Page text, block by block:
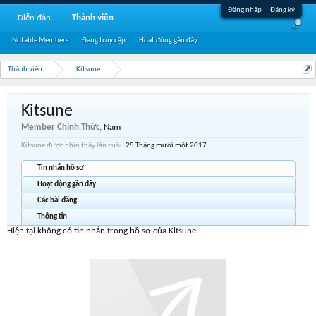
Đăng nhập Đăng ký
Thành viên Kitsune
Kitsune
Member Chính Thức, Nam
Kitsune được nhìn thấy lần cuối: 25 Tháng mười một 2017
Tin nhắn hồ sơ
Hoạt động gần đây
Các bài đăng
Thông tin
Hiện tại không có tin nhắn trong hồ sơ của Kitsune.
Diễn đàn Thành viên
Notable Members Đang truy cập Hoạt động gần đây